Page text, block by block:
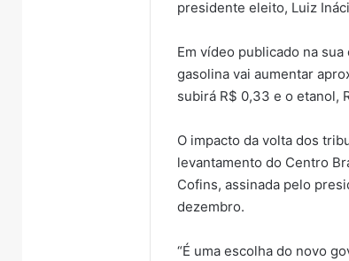
presidente eleito, Luiz
Em vídeo publicado na
gasolina vai aumentar
subirá R$ 0,33 e o etanol,
O impacto da volta dos
levantamento do Centro
Cofins, assinada pelo
dezembro.
“É uma escolha do novo